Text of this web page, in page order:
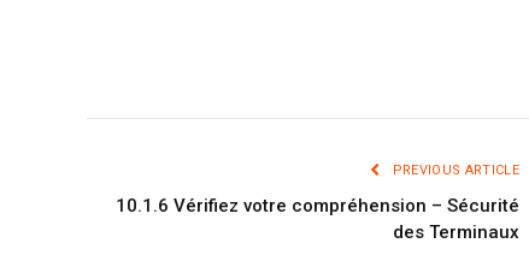
PREVIOUS ARTICLE
10.1.6 Vérifiez votre compréhension – Sécurité
des Terminaux